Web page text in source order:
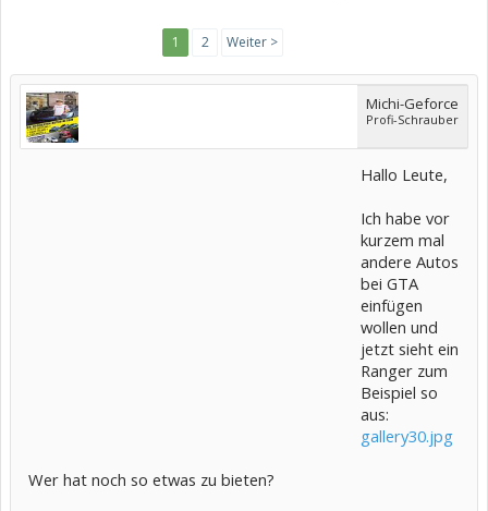
1 2 Weiter >
Michi-Geforce
Profi-Schrauber
Hallo Leute,
Ich habe vor
kurzem mal
andere Autos
bei GTA
einfügen
wollen und
jetzt sieht ein
Ranger zum
Beispiel so
aus:
gallery30.jpg
Wer hat noch so etwas zu bieten?